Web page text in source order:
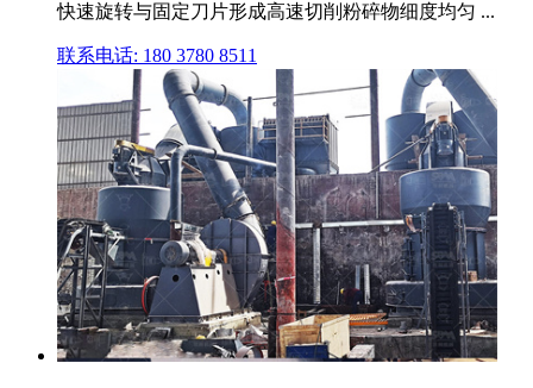
快速旋转与固定刀片形成高速切削粉碎物细度均匀 ...
联系电话: 180 3780 8511